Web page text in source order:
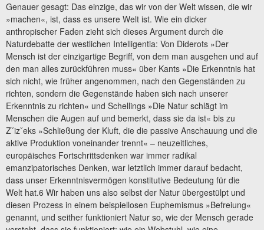
Genauer gesagt: Das einzige, das wir von der Welt wissen, die wir
»machen«, ist, dass es unsere Welt ist. Wie ein dicker
anthropischer Faden zieht sich dieses Argument durch die
Naturdebatte der westlichen Intelligentia: Von Diderots »Der
Mensch ist der einzigartige Begriff, von dem man ausgehen und auf
den man alles zurückführen muss« über Kants »Die Erkenntnis hat
sich nicht, wie früher angenommen, nach den Gegenständen zu
richten, sondern die Gegenstände haben sich nach unserer
Erkenntnis zu richten« und Schellings »Die Natur schlägt im
Menschen die Augen auf und bemerkt, dass sie da ist« bis zu
Zˇizˇeks »Schließung der Kluft, die die passive Anschauung und die
aktive Produktion voneinander trennt« – neuzeitliches,
europäisches Fortschrittsdenken war immer radikal
emanzipatorisches Denken, war letztlich immer darauf bedacht,
dass unser Erkenntnisvermögen konstitutive Bedeutung für die
Welt hat.6 Wir haben uns also selbst der Natur übergestülpt und
diesen Prozess in einem beispiellosen Euphemismus »Befreiung«
genannt, und seither funktioniert Natur so, wie der Mensch gerade